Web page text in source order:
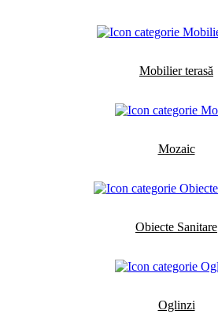
Mobilier terasă
Mozaic
Obiecte Sanitare
Oglinzi